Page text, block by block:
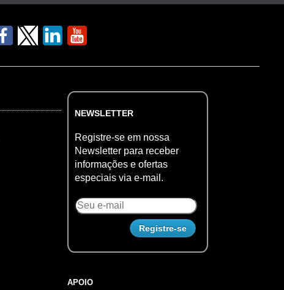
NEWSLETTER
Registre-se em nossa
Newsletter para receber
informações e ofertas
especiais via e-mail.
APOIO